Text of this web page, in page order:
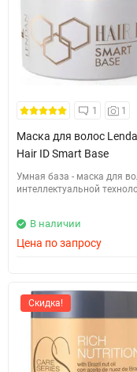
1 1
Маска для волос
Hair ID Smart Base
Умная база - маска для
интеллектуальной
В наличии
Цена по запросу
Скидка!